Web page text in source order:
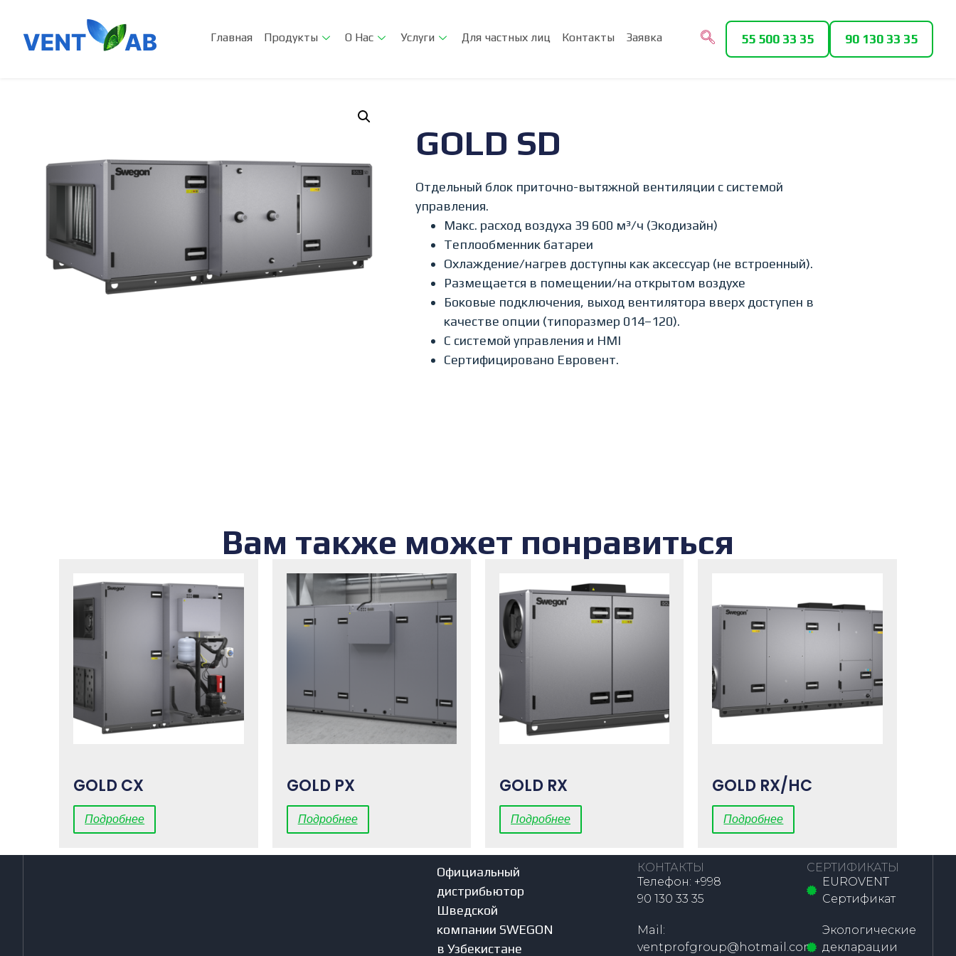
Главная Продукты О Нас Услуги Для частных лиц Контакты Заявка 55 500 33 35 90 130 33 35
GOLD SD
Отдельный блок приточно-вытяжной вентиляции с системой
управления.
Макс. расход воздуха 39 600 м³/ч (Экодизайн)
Теплообменник батареи
Охлаждение/нагрев доступны как аксессуар (не встроенный).
Размещается в помещении/на открытом воздухе
Боковые подключения, выход вентилятора вверх доступен в
качестве опции (типоразмер 014–120).
С системой управления и HMI
Сертифицировано Евровент.
Вам также может понравиться
GOLD CX
Подробнее
GOLD PX
Подробнее
GOLD RX
Подробнее
GOLD RX/HC
Подробнее
Официальный
дистрибьютор
Шведской
компании SWEGON
в Узбекистане
КОНТАКТЫ
Телефон: +998
90 130 33 35
Mail:
ventprofgroup@hotmail.com
СЕРТИФИКАТЫ
EUROVENT
Сертификат
Экологические
декларации